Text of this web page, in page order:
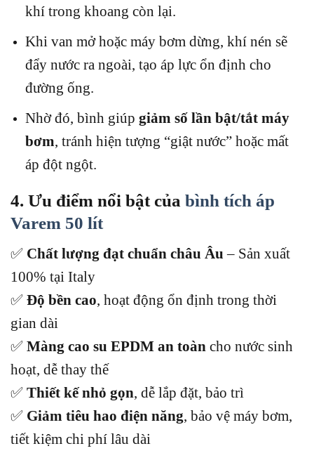
khí trong khoang còn lại.
Khi van mở hoặc máy bơm dừng, khí nén sẽ
đẩy nước ra ngoài, tạo áp lực ổn định cho
đường ống.
Nhờ đó, bình giúp giảm số lần bật/tắt máy
bơm , tránh hiện tượng “giật nước” hoặc mất
áp đột ngột.
4. Ưu điểm nổi bật của bình tích áp
Varem 50 lít
✅ Chất lượng đạt chuẩn châu Âu – Sản xuất
100% tại Italy
✅ Độ bền cao, hoạt động ổn định trong thời
gian dài
✅ Màng cao su EPDM an toàn cho nước sinh
hoạt, dễ thay thế
✅ Thiết kế nhỏ gọn, dễ lắp đặt, bảo trì
✅ Giảm tiêu hao điện năng, bảo vệ máy bơm,
tiết kiệm chi phí lâu dài